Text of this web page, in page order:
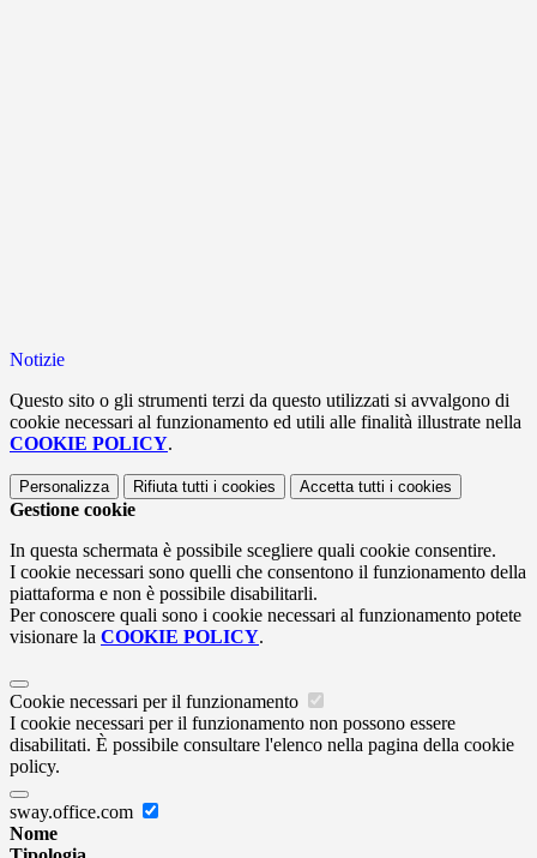
Notizie
Questo sito o gli strumenti terzi da questo utilizzati si avvalgono di
cookie necessari al funzionamento ed utili alle finalità illustrate nella
COOKIE POLICY.
Personalizza Rifiuta tutti i cookies Accetta tutti i cookies
Gestione cookie
In questa schermata è possibile scegliere quali cookie consentire.
I cookie necessari sono quelli che consentono il funzionamento della
piattaforma e non è possibile disabilitarli.
Per conoscere quali sono i cookie necessari al funzionamento potete
visionare la COOKIE POLICY.
Cookie necessari per il funzionamento
I cookie necessari per il funzionamento non possono essere
disabilitati. È possibile consultare l'elenco nella pagina della cookie
policy.
sway.office.com
Nome